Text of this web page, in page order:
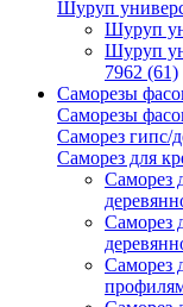
Шуруп
Шуруп
Шуруп
7962 (61)
Саморезы
Саморезы
Саморез гипс/
Саморез для
Саморез
Саморез
Саморез